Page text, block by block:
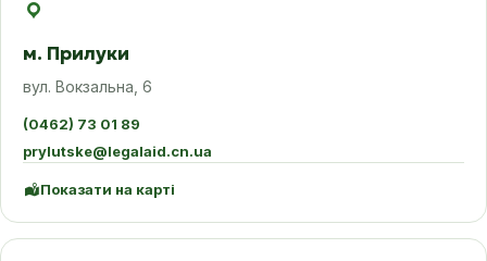
м. Прилуки
вул. Вокзальна, 6
(0462) 73 01 89
prylutske@legalaid.cn.ua
Показати на карті